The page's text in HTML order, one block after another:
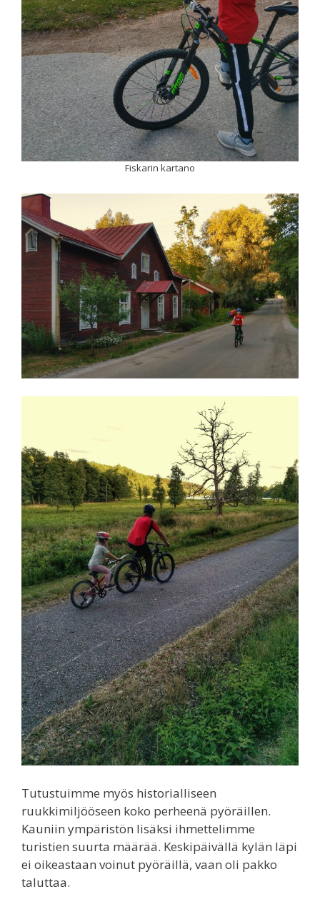
Fiskarin kartano
Tutustuimme myös historialliseen
ruukkimiljööseen koko perheenä pyöräillen.
Kauniin ympäristön lisäksi ihmettelimme
turistien suurta määrää. Keskipäivällä kylän läpi
ei oikeastaan voinut pyöräillä, vaan oli pakko
taluttaa.